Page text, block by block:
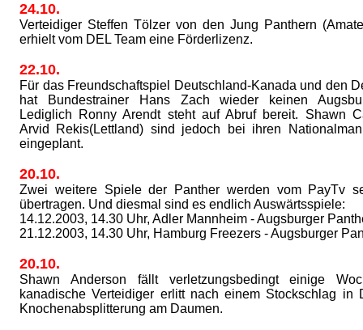
24.10.
Verteidiger Steffen Tölzer von den Jung Panthern
erhielt vom DEL Team eine Förderlizenz.
22.10.
Für das Freundschaftspiel Deutschland-Kanada und den
hat Bundestrainer Hans Zach wieder keinen
Lediglich Ronny Arendt steht auf Abruf bereit. Shawn
Arvid Rekis(Lettland) sind jedoch bei ihren
eingeplant.
20.10.
Zwei weitere Spiele der Panther werden vom PayTv
übertragen. Und diesmal sind es endlich Auswärtsspiele:
14.12.2003, 14.30 Uhr, Adler Mannheim - Augsburger
21.12.2003, 14.30 Uhr, Hamburg Freezers - Augsburger
20.10.
Shawn Anderson fällt verletzungsbedingt einige
kanadische Verteidiger erlitt nach einem Stockschlag in
Knochenabsplitterung am Daumen.